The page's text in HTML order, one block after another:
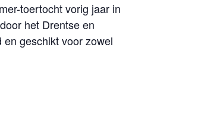
toertocht vorig jaar in
het Drentse en
geschikt voor zowel